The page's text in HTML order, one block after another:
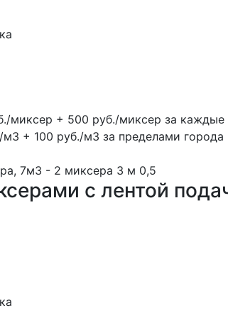
миксер + 500 руб./миксер за каждые
+ 100 руб./м3 за пределами города
7м3 - 2 миксера 3 м 0,5
с лентой